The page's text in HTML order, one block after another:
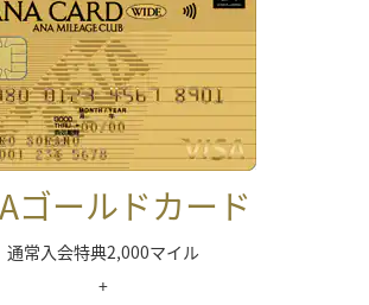
ゴールドカード
通常入会特典2,000マイル
+